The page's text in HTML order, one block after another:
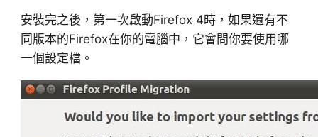
安裝完之後，第一次啟動Firefox 4時，如果還有不
同版本的Firefox在你的電腦中，它會問你要使用哪
一個設定檔。